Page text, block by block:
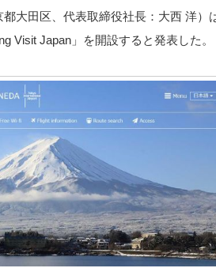
大田区、代表取締役社長：大西 洋）
Visit Japan」を開設すると発表した。